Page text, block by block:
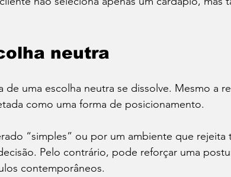
neutra
de uma escolha neutra se dissolve. Mesmo a
como uma forma de posicionamento.
“simples” ou por um ambiente que rejeita
Pelo contrário, pode reforçar uma
contemporâneos.